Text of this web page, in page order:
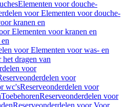
Elementen voor douche-
voor Elementen voor douche-
kranen en
Elementen voor kranen en
voor Elementen voor was- en
dragen van
voor
voor
wc'sReserveonderdelen voor
ToebehorenReserveonderdelen voor
Reserveonderdelen voor Voor